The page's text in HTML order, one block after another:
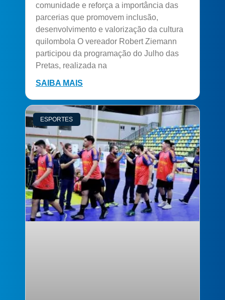
comunidade e reforça a importância das
parcerias que promovem inclusão,
desenvolvimento e valorização da cultura
quilombola O vereador Robert Ziemann
participou da programação do Julho das
Pretas, realizada na
SAIBA MAIS
ESPORTES